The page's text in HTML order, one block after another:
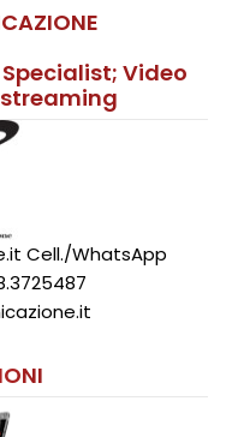
Video
Cell./WhatsApp